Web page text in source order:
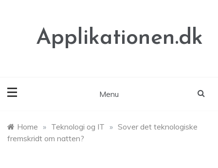
Applikationen.dk
Menu
Home » Teknologi og IT » Sover det teknologiske
fremskridt om natten?